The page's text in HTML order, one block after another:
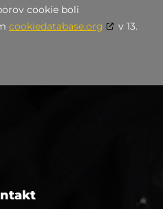
cookie boli
cookiedatabase.org
v 13.